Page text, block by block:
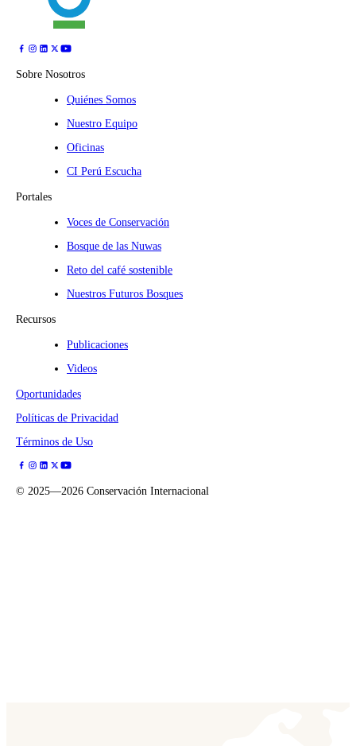
Sobre Nosotros
Quiénes Somos
Nuestro Equipo
Oficinas
CI Perú Escucha
Portales
Voces de Conservación
Bosque de las Nuwas
Reto del café sostenible
Nuestros Futuros Bosques
Recursos
Publicaciones
Videos
Oportunidades
Políticas de Privacidad
Términos de Uso
© 2025—2026 Conservación Internacional